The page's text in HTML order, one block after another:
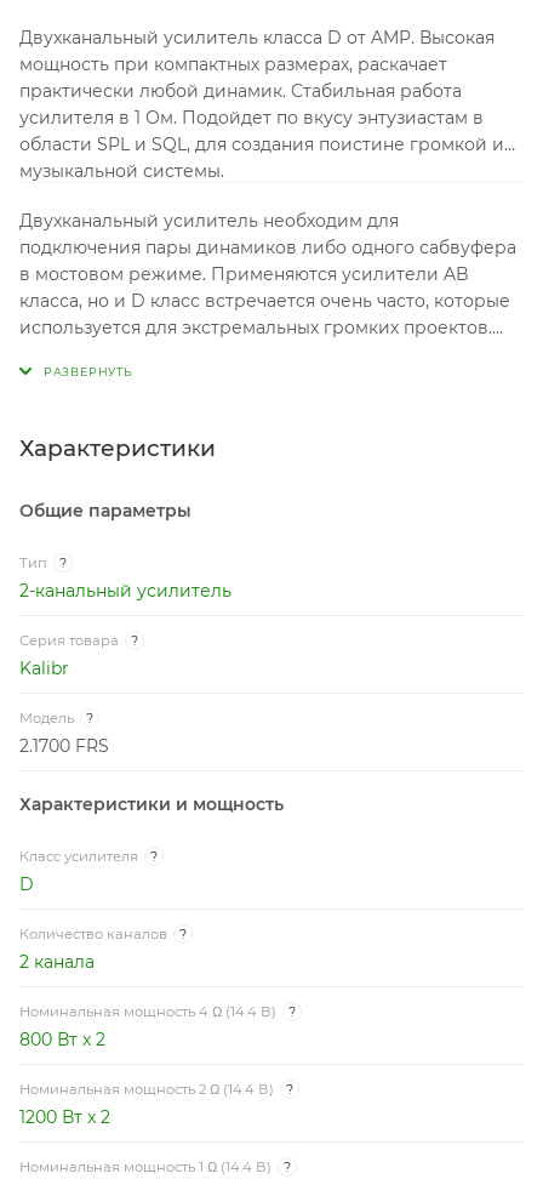
Двухканальный усилитель класса D от AMP. Высокая
мощность при компактных размерах, раскачает
практически любой динамик. Стабильная работа
усилителя в 1 Ом. Подойдет по вкусу энтузиастам в
области SPL и SQL, для создания поистине громкой и
музыкальной системы.
Двухканальный усилитель необходим для
подключения пары динамиков либо одного сабвуфера
в мостовом режиме. Применяются усилители AB
класса, но и D класс встречается очень часто, которые
используется для экстремальных громких проектов.
номинальная выходная мощность. Усиление качества
тем лучше.
Характеристики
Общие параметры
Тип ?
2-канальный усилитель
Серия товара ?
Kalibr
Модель ?
2.1700 FRS
Характеристики и мощность
Класс усилителя ?
D
Количество каналов ?
2 канала
Номинальная мощность 4 Ω (14.4 В) ?
800 Вт x 2
Номинальная мощность 2 Ω (14.4 В) ?
1200 Вт x 2
Номинальная мощность 1 Ω (14.4 В) ?